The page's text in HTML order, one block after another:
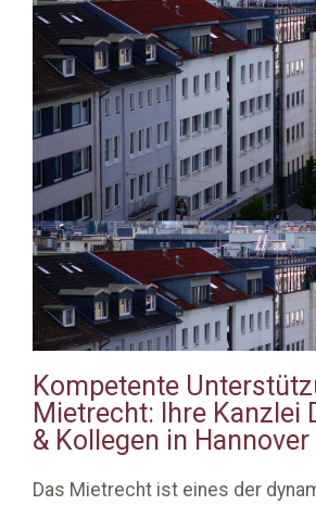
Kompetente
Mietrecht: Ihre Kanzlei
& Kollegen in Hannover
Das Mietrecht ist eines der